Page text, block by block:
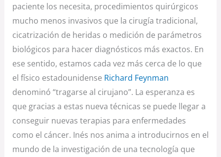
paciente los necesita, procedimientos quirúrgicos
mucho menos invasivos que la cirugía tradicional,
cicatrización de heridas o medición de parámetros
biológicos para hacer diagnósticos más exactos. En
ese sentido, estamos cada vez más cerca de lo que
el físico estadounidense Richard Feynman
denominó “tragarse al cirujano”. La esperanza es
que gracias a estas nueva técnicas se puede llegar a
conseguir nuevas terapias para enfermedades
como el cáncer. Inés nos anima a introducirnos en el
mundo de la investigación de una tecnología que